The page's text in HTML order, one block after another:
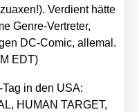
Ver­dient hät­te
Gen­re-Ver­tre­ter,
DC-Comic, alle­mal.
EDT)
Tag in den USA:
HUMAN TARGET,